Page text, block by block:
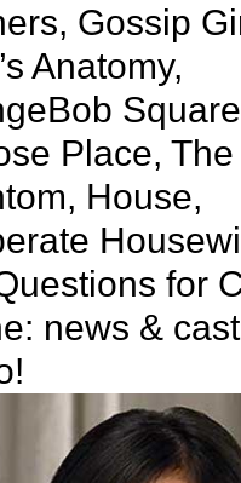
Gossip
Anatomy,
Place, The
House,
for
news &